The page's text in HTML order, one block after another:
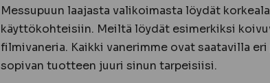
Messupuun laajasta valikoimasta löydät
käyttökohteisiin. Meiltä löydät esimerkiksi
filmivaneria. Kaikki vanerimme ovat saatavilla
sopivan tuotteen juuri sinun tarpeisiisi.